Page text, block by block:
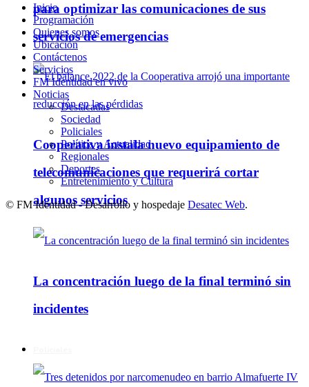
para optimizar las comunicaciones de sus
servicios de emergencias
Cooperativa instala nuevo equipamiento de
telecomunicaciones que requerirá cortar
algunos servicios
La concentración luego de la final terminó sin
incidentes
Inicio
Programación
Quienes somos
Ubicación
Contáctenos
Servicios
FM Identidad en vivo
Noticias
Destacadas
Sociedad
Policiales
Política y Actualidad
Regionales
Deportes
Entretenimiento y Cultura
© FM Identidad - Desarrollo y hospedaje Desatec Web.